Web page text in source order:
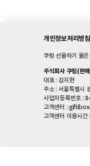
개인정보처리방침
쿠링 선물하기 몰
주식회사 쿠링(판
대표 : 김지현
주소 : 서울특별시
사업자등록번호 :
고객센터 :
고객센터 이용시간